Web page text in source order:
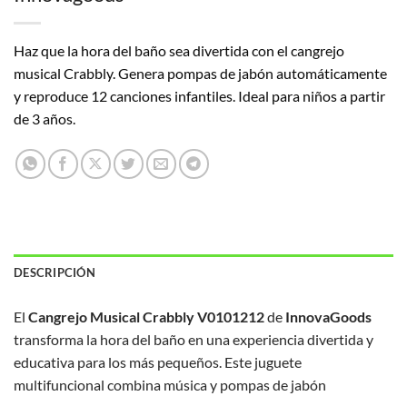
Haz que la hora del baño sea divertida con el cangrejo
musical Crabbly. Genera pompas de jabón automáticamente
y reproduce 12 canciones infantiles. Ideal para niños a partir
de 3 años.
DESCRIPCIÓN
El Cangrejo Musical Crabbly V0101212de InnovaGoods
transforma la hora del baño en una experiencia divertida y
educativa para los más pequeños. Este juguete
multifuncional combina música y pompas de jabón